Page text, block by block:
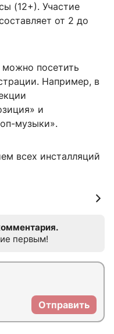
(12+). Участие
от 2 до
посетить
Например, в
и
музыки».
всех инсталляций
первым!
Отправить